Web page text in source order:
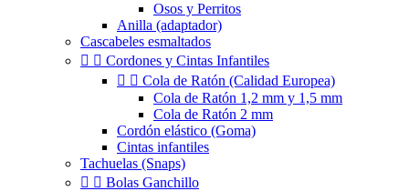
Osos y Perritos
Anilla (adaptador)
Cascabeles esmaltados
  Cordones y Cintas Infantiles
  Cola de Ratón (Calidad Europea)
Cola de Ratón 1,2 mm y 1,5 mm
Cola de Ratón 2 mm
Cordón elástico (Goma)
Cintas infantiles
Tachuelas (Snaps)
  Bolas Ganchillo